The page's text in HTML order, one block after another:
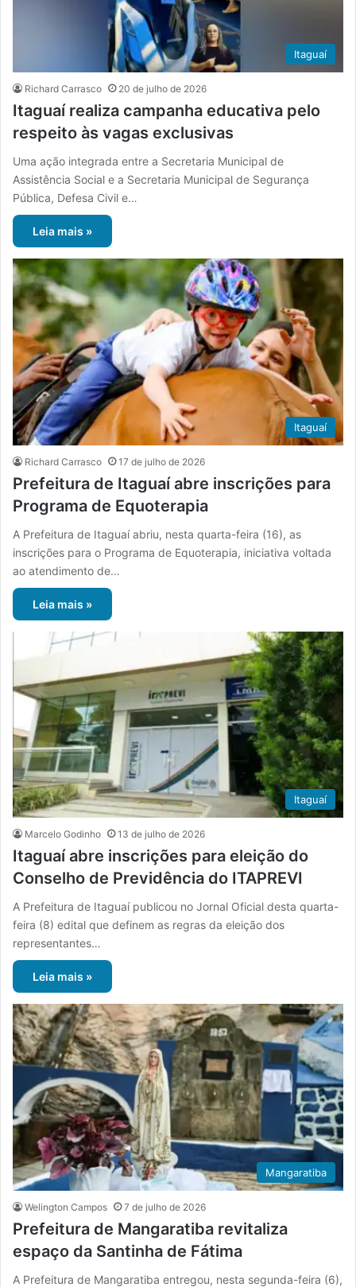
Itaguaí
Richard Carrasco 20 de julho de 2026
Itaguaí realiza campanha educativa pelo
respeito às vagas exclusivas
Uma ação integrada entre a Secretaria Municipal de
Assistência Social e a Secretaria Municipal de Segurança
Pública, Defesa Civil e…
Leia mais »
Itaguaí
Richard Carrasco 17 de julho de 2026
Prefeitura de Itaguaí abre inscrições para
Programa de Equoterapia
A Prefeitura de Itaguaí abriu, nesta quarta-feira (16), as
inscrições para o Programa de Equoterapia, iniciativa voltada
ao atendimento de…
Leia mais »
Itaguaí
Marcelo Godinho 13 de julho de 2026
Itaguaí abre inscrições para eleição do
Conselho de Previdência do ITAPREVI
A Prefeitura de Itaguaí publicou no Jornal Oficial desta quarta-
feira (8) edital que definem as regras da eleição dos
representantes…
Leia mais »
Mangaratiba
Welington Campos 7 de julho de 2026
Prefeitura de Mangaratiba revitaliza
espaço da Santinha de Fátima
A Prefeitura de Mangaratiba entregou, nesta segunda-feira (6),